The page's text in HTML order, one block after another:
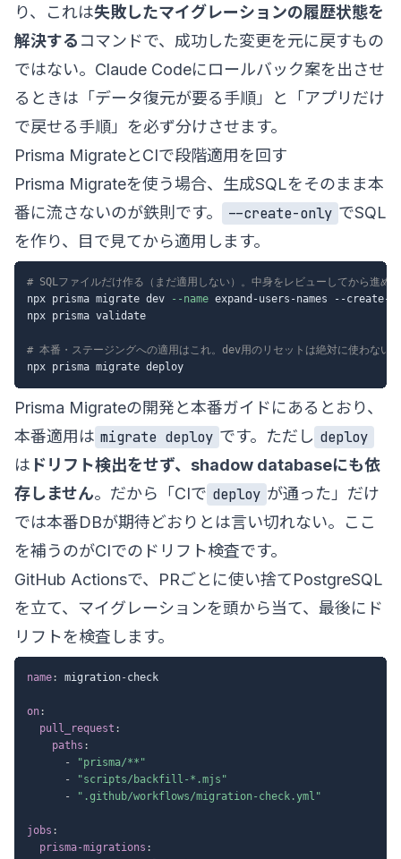
り、これは失敗したマイグレーションの履歴状態を
解決する コマンドで、成功した変更を元に戻すもの
ではない。Claude Codeにロールバック案を出させ
るときは「データ復元が要る手順」と「アプリだけ
で戻せる手順」を必ず分けさせます。
Prisma MigrateとCIで段階適用を回す
Prisma Migrateを使う場合、生成SQLをそのまま本
番に流さないのが鉄則です。
--create-only でSQL
を作り、目で見てから適用します。
# SQLファイルだけ作る（まだ適用しない）。中身をレビューしてから進める
npx prisma migrate dev
--name expand-users-names --create-
npx prisma validate
# 本番・ステージングへの適用はこれ。dev用のリセットは絶対に使わない
Prisma Migrateの開発と本番ガイドにあるとおり、
本番適用は migrate deploy です。ただし deploy
は ドリフト検出をせず、shadow databaseにも依
存しません。だから「CIで deploy が通った」だけ
では本番DBが期待どおりとは言い切れない。ここ
を補うのがCIでのドリフト検査です。
GitHub Actionsで、PRごとに使い捨てPostgreSQL
を立て、マイグレーションを頭から当て、最後にド
リフトを検査します。
name: migration-check
on:
pull_request :
paths :
-
"prisma/**"
-
"scripts/backfill-*.mjs"
-
".github/workflows/migration-check.yml"
jobs :
prisma-migrations :